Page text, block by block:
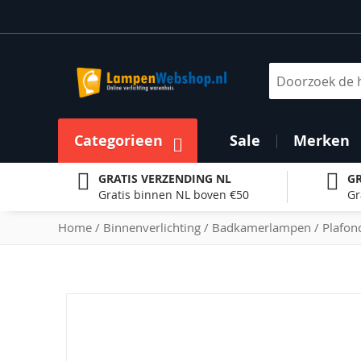
naar
inhoud
Categorieen Sale Merken
GRATIS VERZENDING NL
Gratis binnen NL boven €50
Home Binnenverlichting Badkamerlampen